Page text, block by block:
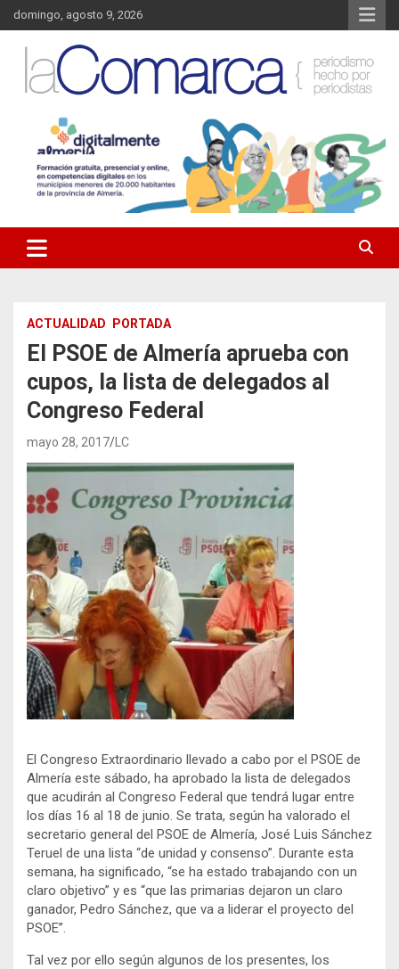
Saltar
al
contenido
domingo, agosto 9, 2026
La Comarca – Noticias del
Almanzora
Almanzora y sus localidades.
ACTUALIDAD PORTADA
El PSOE de Almería aprueba con
cupos, la lista de delegados al
Congreso Federal
mayo 28, 2017 LC
El Congreso Extraordinario llevado a cabo por el PSOE de
Almería este sábado, ha aprobado la lista de delegados
que acudirán al Congreso Federal que tendrá lugar entre
los días 16 al 18 de junio. Se trata, según ha valorado el
secretario general del PSOE de Almería, José Luis Sánchez
Teruel de una lista “de unidad y consenso”. Durante esta
semana, ha significado, “se ha estado trabajando con un
claro objetivo” y es “que las primarias dejaron un claro
ganador, Pedro Sánchez, que va a liderar el proyecto del
PSOE”.
Tal vez por ello según algunos de los presentes, los